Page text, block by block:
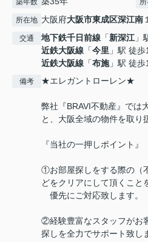
築年数
所在地 大阪府大阪市東成区深江南
交通 地下鉄千日前線 「新深江 」
近鉄大阪線 「今里 」駅 徒
近鉄大阪線 「布施」駅 徒歩
備考 ★エレガントローレン★
弊社『BRAVI不動産』では
と、大阪全域の物件を取り
『当社の一押しポイント』
①お部屋探しをする際の（
どをクリアにして頂くこと
優先にご対応致します。
②経験豊富なスタッフがお
探しを全力でサポート致し